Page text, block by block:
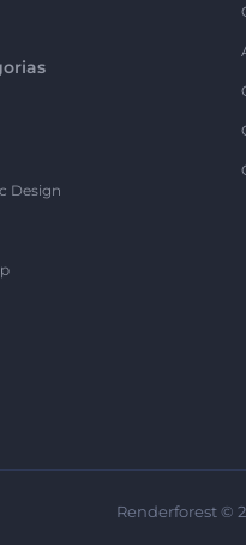
Design
Renderforest ©